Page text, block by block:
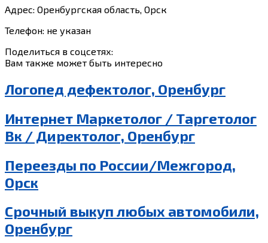
Адрес: Оренбургская область, Орск
Телефон: не указан
Поделиться в соцсетях:
Вам также может быть интересно
Логопед дефектолог, Оренбург
Интернет Маркетолог / Таргетолог
Вк / Директолог, Оренбург
Переезды по России/Межгород,
Орск
Срочный выкуп любых автомобили,
Оренбург